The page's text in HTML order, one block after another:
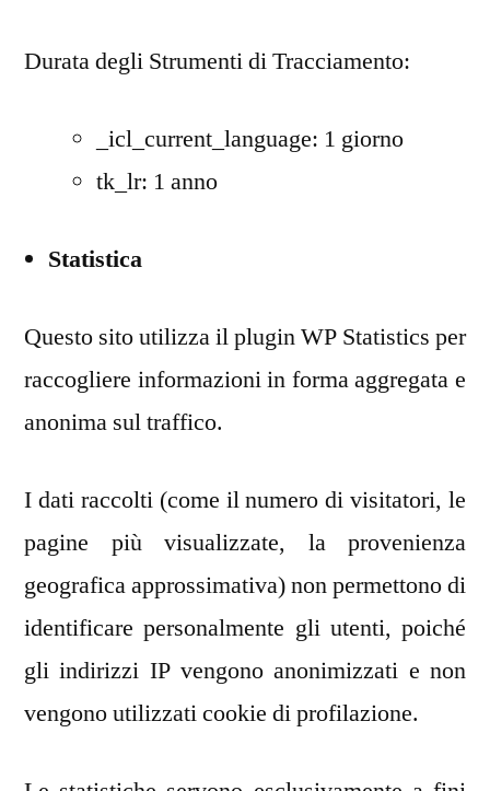
Durata degli Strumenti di Tracciamento:
_icl_current_language: 1 giorno
tk_lr: 1 anno
Statistica
Questo sito utilizza il plugin WP Statistics per
raccogliere informazioni in forma aggregata e
anonima sul traffico.
I dati raccolti (come il numero di visitatori, le
pagine più visualizzate, la provenienza
geografica approssimativa) non permettono di
identificare personalmente gli utenti, poiché
gli indirizzi IP vengono anonimizzati e non
vengono utilizzati cookie di profilazione.